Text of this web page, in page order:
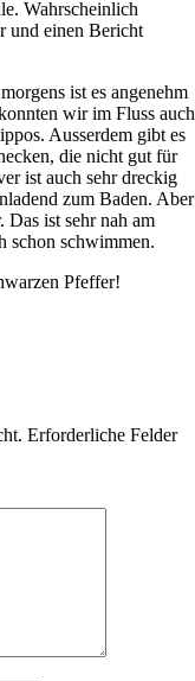
Wahrscheinlich
und einen Bericht
ist es angenehm
wir im Fluss auch
Ausserdem gibt es
die nicht gut für
ist auch sehr dreckig
zum Baden. Aber
Das ist sehr nah am
schon schwimmen.
Pfeffer!
Erforderliche Felder